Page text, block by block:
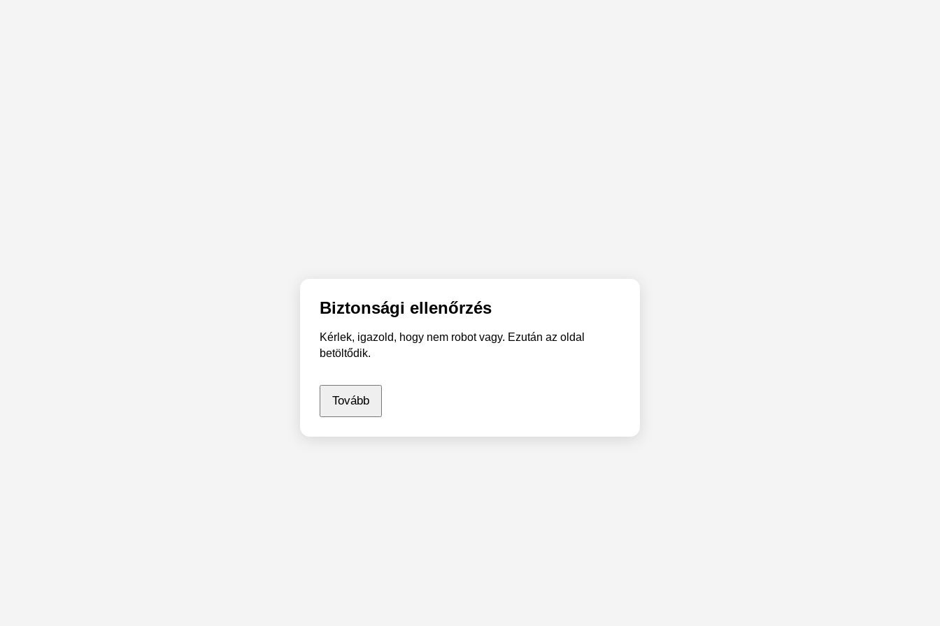
Biztonsági ellenőrzés
Kérlek, igazold, hogy nem robot vagy. Ezután az oldal
betöltődik.
Tovább